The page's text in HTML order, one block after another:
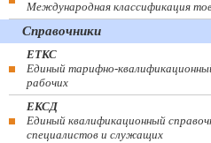
Международная классификация
Справочники
ЕТКС
Единый тарифно-
рабочих
ЕКСД
Единый квалификационный
специалистов и служащих